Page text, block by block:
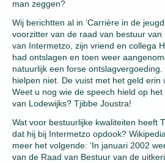
man zeggen?
Wij berichtten al in ‘Carrière in de
voorzitter van de raad van bestuur
van Intermetzo, zijn vriend en collega
had ontslagen en toen weer
natuurlijk een forse
hielpen niet. De vuist met het geld erin
Weet u nog wie de speech hield op
van Lodewijks? Tjibbe Joustra!
Wat voor bestuurlijke kwaliteiten heeft
dat hij bij Intermetzo opdook?
meer het volgende: ‘In januari 2002
van de Raad van Bestuur van de